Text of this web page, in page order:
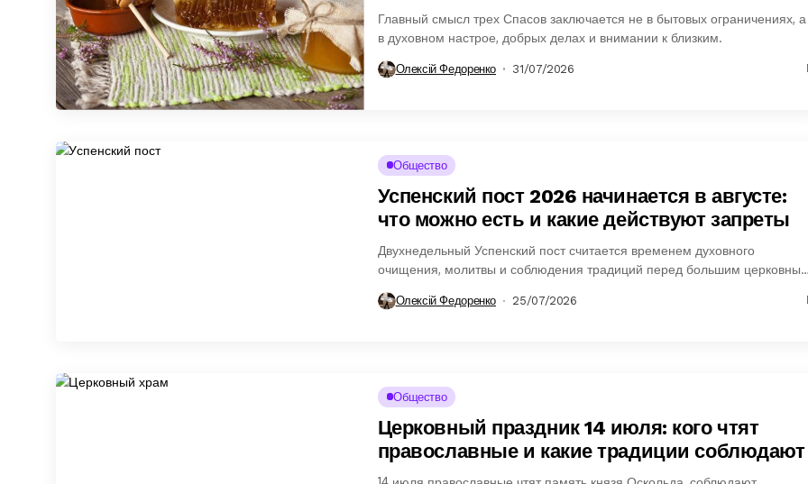
Главный смысл трех Спасов заключается не в бытовых ограничениях, а
в духовном настрое, добрых делах и внимании к близким.
Олексій Федоренко 31/07/2026
Общество
Успенский пост 2026 начинается в августе:
что можно есть и какие действуют запреты
Двухнедельный Успенский пост считается временем духовного
очищения, молитвы и соблюдения традиций перед большим
Олексій Федоренко 25/07/2026
Общество
Церковный праздник 14 июля: кого чтят
православные и какие традиции соблюдают